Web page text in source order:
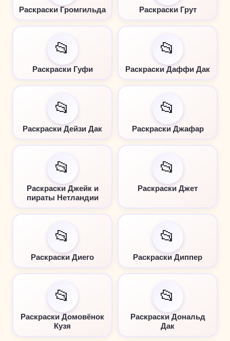
Раскраски Громгильда Раскраски Грут
📂
Раскраски Гуфи
📂
Раскраски Даффи Дак
📂
Раскраски Дейзи Дак
📂
Раскраски Джафар
📂
Раскраски Джейк и
пираты Нетландии
📂
Раскраски Джет
📂
Раскраски Диего
📂
Раскраски Диппер
📂
Раскраски Домовёнок
Кузя
📂
Раскраски Дональд
Дак